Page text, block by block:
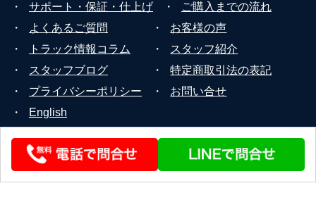
・
サポート・保証・仕上げ ・
ご購入までの流れ
・
よくあるご質問 ・
お客様の声
・
トラック情報コラム ・
スタッフ紹介
・
スタッフブログ ・
特定商取引法の表記
・
プライバシーポリシー ・
お問い合せ
・
English
© 2026 STEERLINK Co.,Ltd